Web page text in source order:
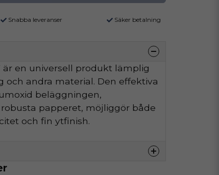
Snabba leveranser Säker betalning
är en universell produkt lämplig
och andra material. Den effektiva
beläggningen,
papperet, möjliggör både
och fin ytfinish.